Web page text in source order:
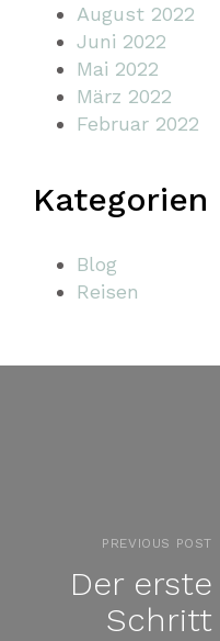
August 2022
Juni 2022
Mai 2022
März 2022
Februar 2022
Kategorien
Blog
Reisen
PREVIOUS POST
Der erste
Schritt